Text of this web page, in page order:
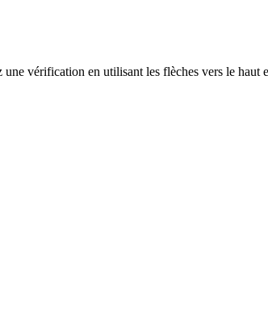
vérification en utilisant les flèches vers le haut